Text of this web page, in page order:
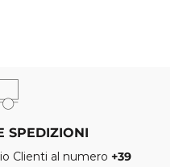
SPEDIZIONI
Clienti al numero +39